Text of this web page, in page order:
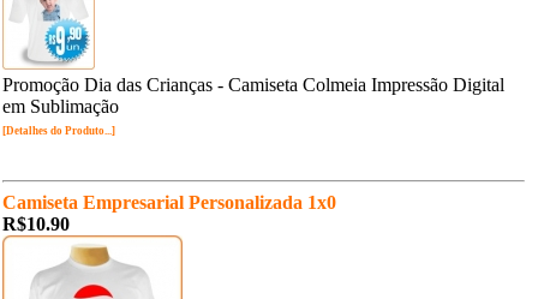
Promoção Dia das Crianças - Camiseta Colmeia Impressão Digital
em Sublimação
[Detalhes do Produto...]
Camiseta Empresarial Personalizada 1x0
R$10.90